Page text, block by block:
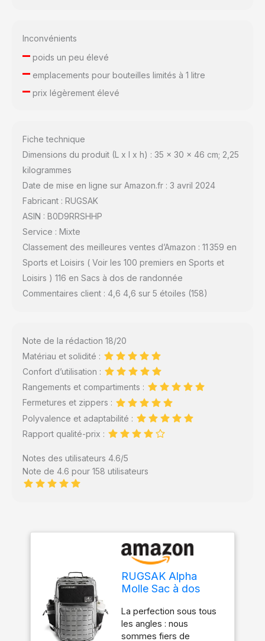
Inconvénients
–poids un peu élevé
–emplacements pour bouteilles limités à 1 litre
–prix légèrement élevé
Fiche technique
Dimensions du produit (L x l x h) : 35 x 30 x 46 cm; 2,25
kilogrammes
Date de mise en ligne sur Amazon.fr : 3 avril 2024
Fabricant : RUGSAK
ASIN : B0D9RRSHHP
Service : Mixte
Classement des meilleures ventes d’Amazon : 11 359 en
Sports et Loisirs ( Voir les 100 premiers en Sports et
Loisirs ) 116 en Sacs à dos de randonnée
Commentaires client : 4,6 4,6 sur 5 étoiles (158)
Note de la rédaction 18/20
Matériau et solidité :
Confort d’utilisation :
Rangements et compartiments :
Fermetures et zippers :
Polyvalence et adaptabilité :
Rapport qualité-prix :
Notes des utilisateurs 4.6/5
Note de 4.6 pour 158 utilisateurs
RUGSAK Alpha
Molle Sac à dos
militaire/de voyage,
20 à 45 l, étanche et
extrêmement
La perfection sous tous
les angles : nous
sommes fiers de